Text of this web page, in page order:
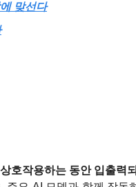
맞선다
호작용하는 동안 입출력